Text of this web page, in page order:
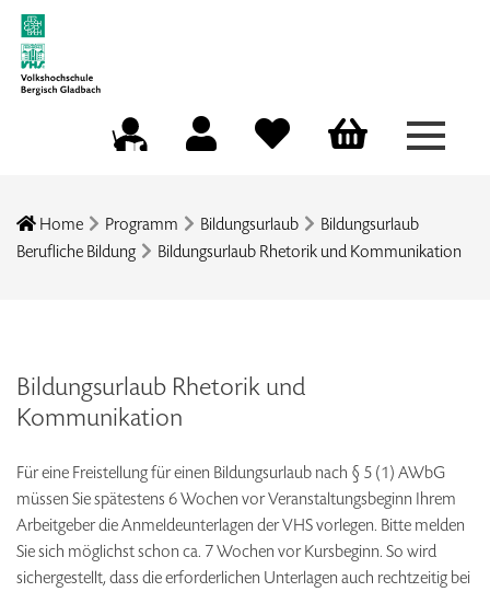
Menü
Home Programm Bildungsurlaub
Bildungsurlaub
Berufliche Bildung
Bildungsurlaub Rhetorik und Kommunikation
Bildungsurlaub Rhetorik und
Kommunikation
Für eine Freistellung für einen Bildungsurlaub nach § 5 (1) AWbG
müssen Sie spätestens 6 Wochen vor Veranstaltungsbeginn Ihrem
Arbeitgeber die Anmeldeunterlagen der VHS vorlegen. Bitte melden
Sie sich möglichst schon ca. 7 Wochen vor Kursbeginn. So wird
sichergestellt, dass die erforderlichen Unterlagen auch rechtzeitig bei